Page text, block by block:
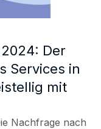
Der
Services in
mit
Nachfrage nach